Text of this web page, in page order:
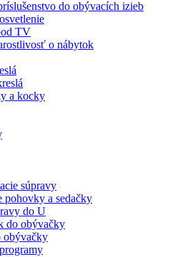
do obývacích izieb
TV
o nábytok
a kocky
súpravy
pohovky a sedačky
do U
do obývačky
obývačky